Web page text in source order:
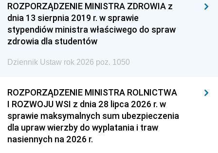
ROZPORZĄDZENIE MINISTRA ZDROWIA z
dnia 13 sierpnia 2019 r. w sprawie
stypendiów ministra właściwego do spraw
zdrowia dla studentów
Dziennik Ustaw rok 2026 poz. 1050
ROZPORZĄDZENIE MINISTRA ROLNICTWA
I ROZWOJU WSI z dnia 28 lipca 2026 r. w
sprawie maksymalnych sum ubezpieczenia
dla upraw wierzby do wyplatania i traw
nasiennych na 2026 r.